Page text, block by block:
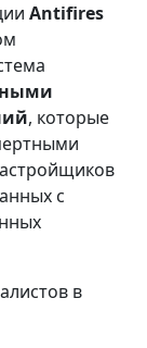
Antifires
, которые
с
в